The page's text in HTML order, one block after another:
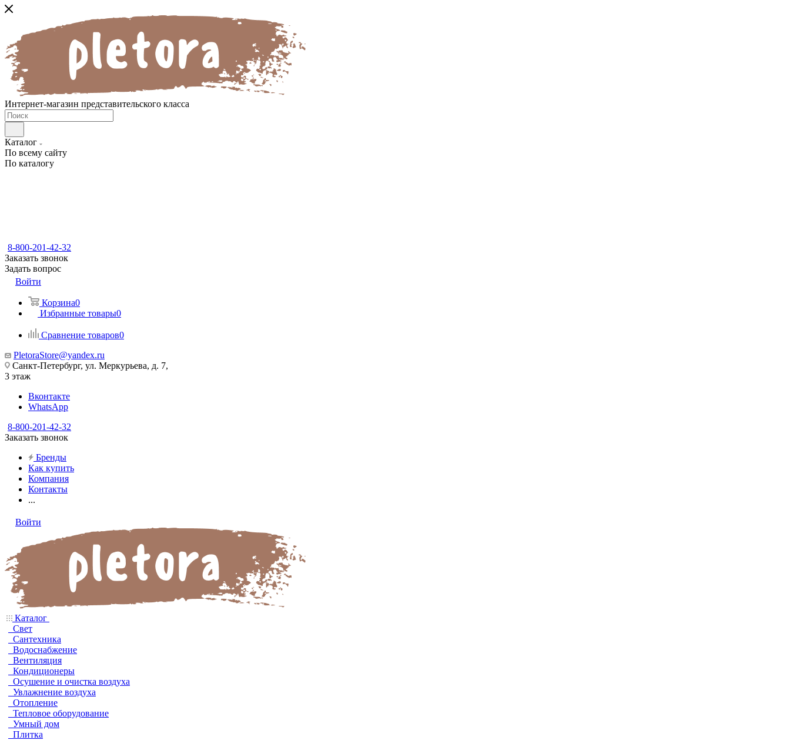
Интернет-магазин представительского класса
Каталог
По всему сайту
По каталогу
8-800-201-42-32
Заказать звонок
Задать вопрос
Войти
Корзина0
Избранные товары0
Сравнение товаров0
PletoraStore@yandex.ru
Санкт-Петербург, ул. Меркурьева, д. 7,
3 этаж
Вконтакте
WhatsApp
8-800-201-42-32
Заказать звонок
Бренды
Как купить
Компания
Контакты
...
Войти
Каталог
Свет
Сантехника
Водоснабжение
Вентиляция
Кондиционеры
Осушение и очистка воздуха
Увлажнение воздуха
Отопление
Тепловое оборудование
Умный дом
Плитка